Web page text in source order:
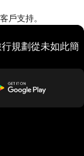
戶支持。
規劃從未如此簡